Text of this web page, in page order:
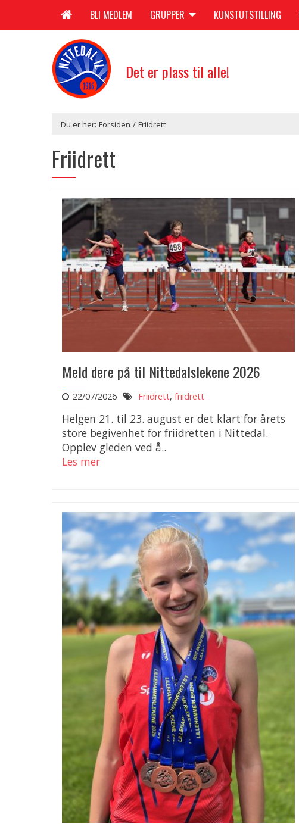
BLI MEDLEM GRUPPER KUNSTUTSTILLING
Det er plass til alle!
Du er her: Forsiden / Friidrett
Friidrett
Meld dere på til Nittedalslekene 2026
22/07/2026 Friidrett, friidrett
Helgen 21. til 23. august er det klart for årets
store begivenhet for friidretten i Nittedal.
Opplev gleden ved å..
Les mer